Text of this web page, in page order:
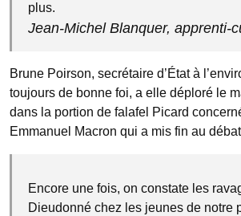
plus.
Jean-Michel Blanquer, apprenti-
Brune Poirson, secrétaire d’État à
toujours de bonne foi, a elle déploré le
dans la portion de falafel Picard
Emmanuel Macron qui a mis fin au
Encore une fois, on constate les
Dieudonné chez les jeunes de notre